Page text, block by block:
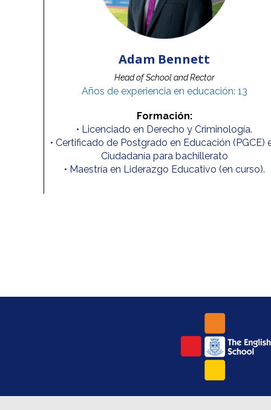
Adam Bennett
Head of School and Rector
Años de experiencia en educación: 13
Formación:
• Licenciado en Derecho y Criminología.
• Certificado de Postgrado en Educación (PGCE)
Ciudadanía para bachillerato
• Maestría en Liderazgo Educativo (en curso).